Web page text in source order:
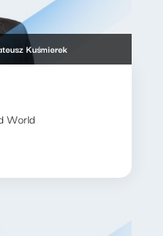
Kuśmierek
World